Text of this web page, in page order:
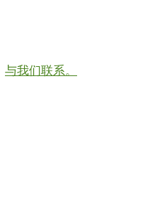
与我们联系。